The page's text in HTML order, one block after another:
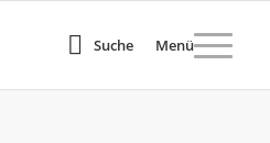
Suche Menü